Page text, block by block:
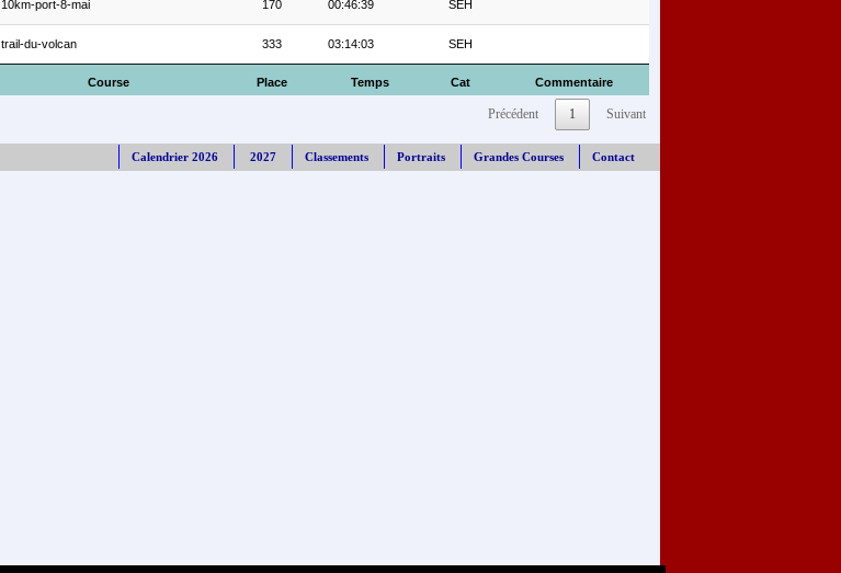
Course Place Temps Cat Commentaire
10km-port-8-mai 170 00:46:39 SEH
trail-du-volcan 333 03:14:03 SEH
Précédent 1 Suivant
Calendrier 2026 2027 Classements Portraits Grandes Courses Contact